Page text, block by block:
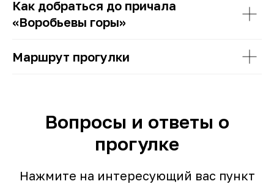
Как добраться до причала
«Воробьевы горы»
Маршрут прогулки
Вопросы и ответы о
прогулке
Нажмите на интересующий вас пункт